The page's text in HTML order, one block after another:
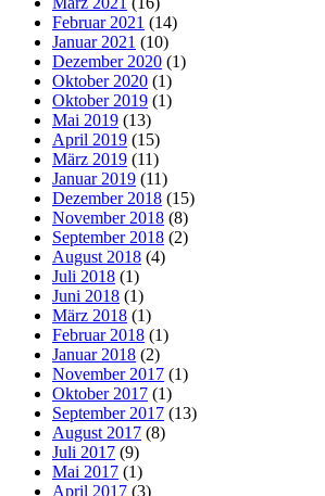
Februar 2021 (14)
Januar 2021 (10)
Dezember 2020 (1)
Oktober 2020 (1)
Oktober 2019 (1)
Mai 2019 (13)
April 2019 (15)
März 2019 (11)
Januar 2019 (11)
Dezember 2018 (15)
November 2018 (8)
September 2018 (2)
August 2018 (4)
Juli 2018 (1)
Juni 2018 (1)
März 2018 (1)
Februar 2018 (1)
Januar 2018 (2)
November 2017 (1)
Oktober 2017 (1)
September 2017 (13)
August 2017 (8)
Juli 2017 (9)
Mai 2017 (1)
April 2017 (3)